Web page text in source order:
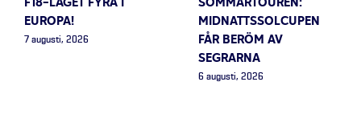
EUROPA!
7 augusti, 2026
MIDNATTSSOLCUPEN
FÅR BERÖM AV
SEGRARNA
6 augusti, 2026